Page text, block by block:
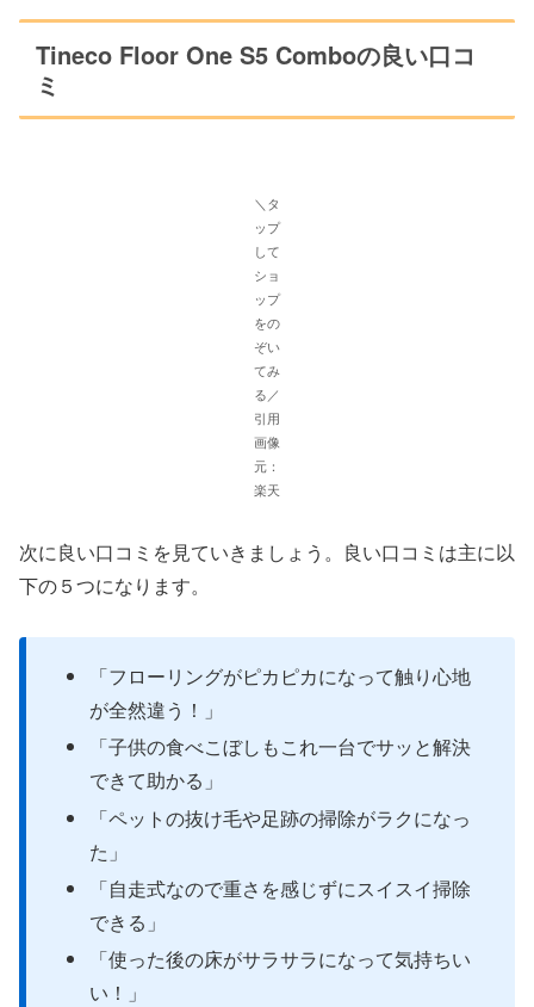
Tineco Floor One S5 Comboの良い口コ
ミ
＼タ
ップ
して
ショ
ップ
をの
ぞい
てみ
る／
引用
画像
元：
楽天
次に良い口コミを見ていきましょう。良い口コミは主に以
下の５つになります。
「フローリングがピカピカになって触り心地
が全然違う！」
「子供の食べこぼしもこれ一台でサッと解決
できて助かる」
「ペットの抜け毛や足跡の掃除がラクになっ
た」
「自走式なので重さを感じずにスイスイ掃除
できる」
「使った後の床がサラサラになって気持ちい
い！」